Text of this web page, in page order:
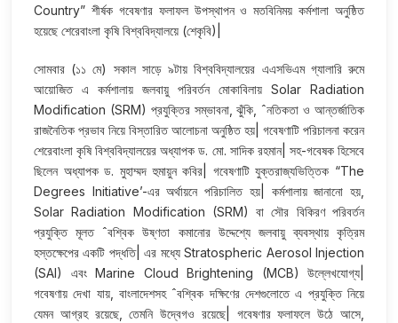
Country” শীর্ষক গবেষণার ফলাফল উপস্থাপন ও মতবিনিময় কর্মশালা অনুষ্ঠিত
হয়েছে শেরেবাংলা কৃষি বিশ্ববিদ্যালয়ে (শেকৃবি)|
সোমবার (১১ মে) সকাল সাড়ে ৯টায় বিশ্ববিদ্যালয়ের এএসভিএম গ্যালারি রুমে
আয়োজিত এ কর্মশালায় জলবায়ু পরিবর্তন মোকাবিলায় Solar Radiation
Modification (SRM) প্রযুক্তির সম্ভাবনা, ঝুঁকি, ˆনতিকতা ও আন্তর্জাতিক
রাজনৈতিক প্রভাব নিয়ে বিস্তারিত আলোচনা অনুষ্ঠিত হয়| গবেষণাটি পরিচালনা করেন
শেরেবাংলা কৃষি বিশ্ববিদ্যালয়ের অধ্যাপক ড. মো. সাদিক রহমান| সহ-গবেষক হিসেবে
ছিলেন অধ্যাপক ড. মুহাম্মদ হুমায়ুন কবির| গবেষণাটি যুক্তরাজ্যভিত্তিক “The
Degrees Initiative’-এর অর্থায়নে পরিচালিত হয়| কর্মশালায় জানানো হয়,
Solar Radiation Modification (SRM) বা সৌর বিকিরণ পরিবর্তন
প্রযুক্তি মূলত ˆবশ্বিক উষ্ণতা কমানোর উদ্দেশ্যে জলবায়ু ব্যবস্থায় কৃত্রিম
হস্তক্ষেপের একটি পদ্ধতি| এর মধ্যে Stratospheric Aerosol Injection
(SAI) এবং Marine Cloud Brightening (MCB) উল্লেখযোগ্য|
গবেষণায় দেখা যায়, বাংলাদেশসহ ˆবশ্বিক দক্ষিণের দেশগুলোতে এ প্রযুক্তি নিয়ে
যেমন আগ্রহ রয়েছে, তেমনি উদ্বেগও রয়েছে| গবেষণার ফলাফলে উঠে আসে,